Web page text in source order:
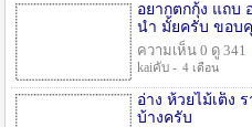
อยากตกกุ้ง แถบ
นำ มั้ยครับ ขอบ
ความเห็น 0 ดู 341
kaiคับ - 4 เดือน
อ่าง ห้วยไม้เต็ง
บ้างครับ